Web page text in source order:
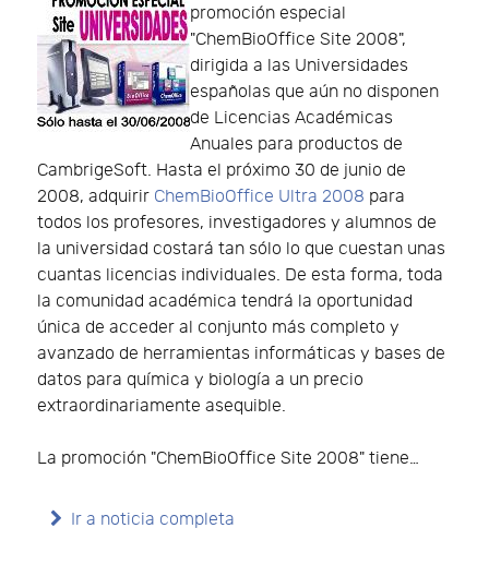
promoción especial
"ChemBioOffice Site 2008",
dirigida a las Universidades
españolas que aún no disponen
de Licencias Académicas
Anuales para productos de
CambrigeSoft. Hasta el próximo 30 de junio de
2008, adquirir ChemBioOffice Ultra 2008 para
todos los profesores, investigadores y alumnos de
la universidad costará tan sólo lo que cuestan unas
cuantas licencias individuales. De esta forma, toda
la comunidad académica tendrá la oportunidad
única de acceder al conjunto más completo y
avanzado de herramientas informáticas y bases de
datos para química y biología a un precio
extraordinariamente asequible.
La promoción "ChemBioOffice Site 2008" tiene…
Ir a noticia completa